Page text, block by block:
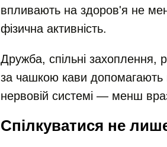
впливають на здоров'я не
фізична активність.
Дружба, спільні захоплення,
за чашкою кави
нервовій системі — менш
Спілкуватися не